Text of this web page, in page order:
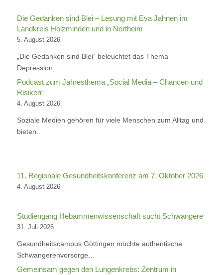
Die Gedanken sind Blei – Lesung mit Eva Jahnen im
Landkreis Holzminden und in Northeim
5. August 2026
„Die Gedanken sind Blei“ beleuchtet das Thema
Depression…
Podcast zum Jahresthema „Social Media – Chancen und
Risiken“
4. August 2026
Soziale Medien gehören für viele Menschen zum Alltag und
bieten…
11. Regionale Gesundheitskonferenz am 7. Oktober 2026
4. August 2026
Studiengang Hebammenwissenschaft sucht Schwangere
31. Juli 2026
Gesundheitscampus Göttingen möchte authentische
Schwangerenvorsorge…
Gemeinsam gegen den Lungenkrebs: Zentrum in